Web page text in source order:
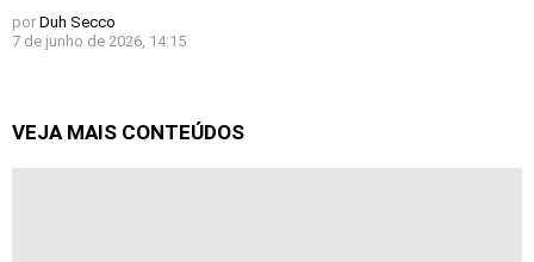
por Duh Secco
7 de junho de 2026, 14:15
VEJA MAIS CONTEÚDOS